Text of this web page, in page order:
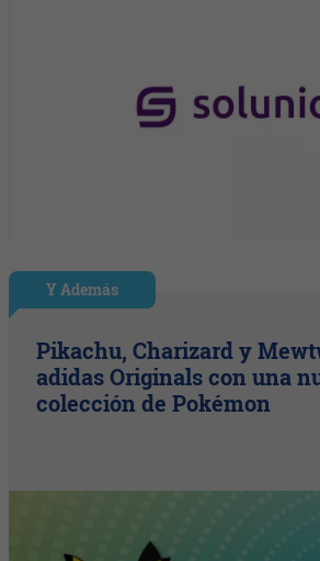
Y Además
Pikachu, Charizard y
adidas Originals con una
colección de Pokémon